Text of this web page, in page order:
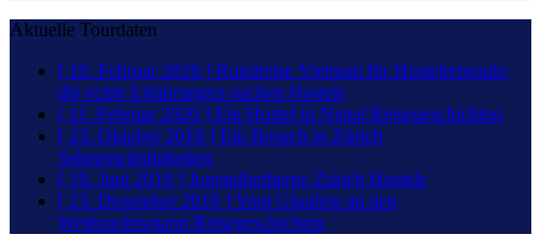
Aktuelle Tourdaten
[ 10. Februar 2026 ] Rundreise Vietnam für Hostelreisende,
die echte Erfahrungen suchen Hostels
[ 11. Februar 2020 ] Ein Hostel in Nepal Reisegeschichten
[ 23. Oktober 2019 ] Ein Besuch in Zürich
Sehenswürdigkeiten
[ 19. Juni 2019 ] Jugendherberge Zürich Hostels
[ 23. Dezember 2018 ] Vom Glauben an den
Weihnachtsmann Reisegeschichten